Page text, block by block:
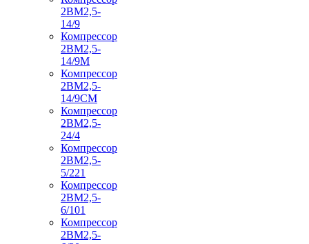
2ВМ2,5-
14/9
Компрессор
2ВМ2,5-
14/9М
Компрессор
2ВМ2,5-
14/9СМ
Компрессор
2ВМ2,5-
24/4
Компрессор
2ВМ2,5-
5/221
Компрессор
2ВМ2,5-
6/101
Компрессор
2ВМ2,5-